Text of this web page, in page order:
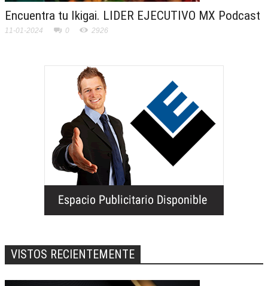
Encuentra tu Ikigai. LIDER EJECUTIVO MX Podcast
11-01-2024 0 2926
VISTOS RECIENTEMENTE